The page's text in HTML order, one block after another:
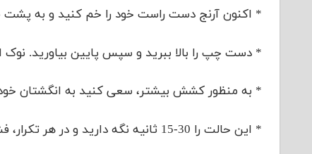
* اکنون آرنج دست راست خود را خم کنید و به پشت
* دست چپ را بالا ببرید و سپس پایین بیاورید. نوک
* به منظور کشش بیشتر، سعی کنید به انگشتان خود
* این حالت را 30-15 ثانیه نگه دارید و در هر تکرار، فشار را بیشتر کنید.